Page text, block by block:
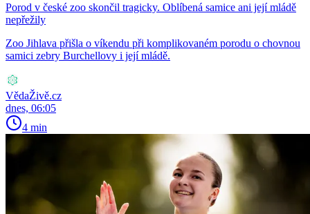
Porod v české zoo skončil tragicky. Oblíbená samice ani její mládě
nepřežily
Zoo Jihlava přišla o víkendu při komplikovaném porodu o chovnou
samici zebry Burchellovy i její mládě.
VědaŽivě.cz
dnes, 06:05
4 min